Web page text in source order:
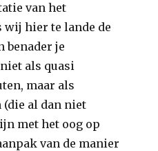
van het
hier te lande de
benader je
als quasi
maar als
al dan niet
met het oog op
van de manier